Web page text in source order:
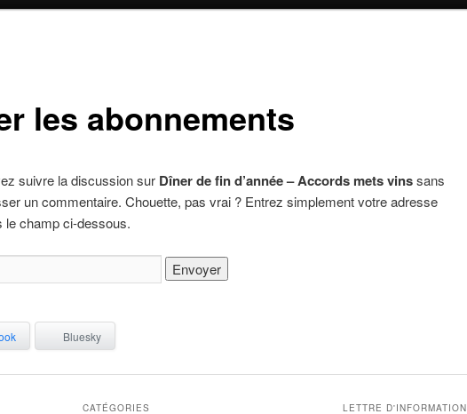
les abonnements
suivre la discussion sur Dîner de fin d’année – Accords mets vinssans
un commentaire. Chouette, pas vrai ? Entrez simplement votre adresse
le champ ci-dessous.
Bluesky
CATÉGORIES LETTRE D'INFORMATION